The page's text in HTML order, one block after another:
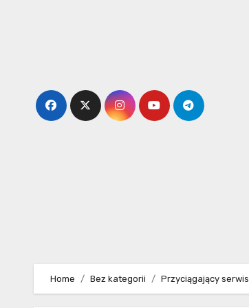
Home Bez kategorii Przyciągający serwis